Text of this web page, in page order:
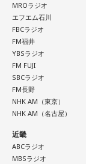
また、イベント
て「イタコト展」
こりを和らげる」
れながら、自分自
なお、この模様
分に、文化放送で
【特別番組概要】
■番組名：『田村
MROラジオ
エフエム石川
FBCラジオ
FM福井
YBSラジオ
FM FUJI
SBCラジオ
FM長野
NHK AM（東京）
NHK AM（名古屋）
近畿
ABCラジオ
MBSラジオ